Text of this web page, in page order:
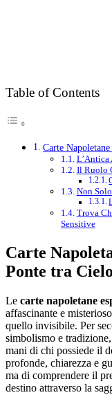
Table of Contents
Carte
L’Antica
Il Ruolo
Non
Trova
Sensitive
Carte
Ponte tra
Le carte napoletane
affascinante e
quello invisibile. Per
simbolismo e
mani di chi possiede il
profonde, chiarezza e
ma di comprendere il
destino attraverso la